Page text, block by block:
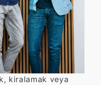
kiralamak veya